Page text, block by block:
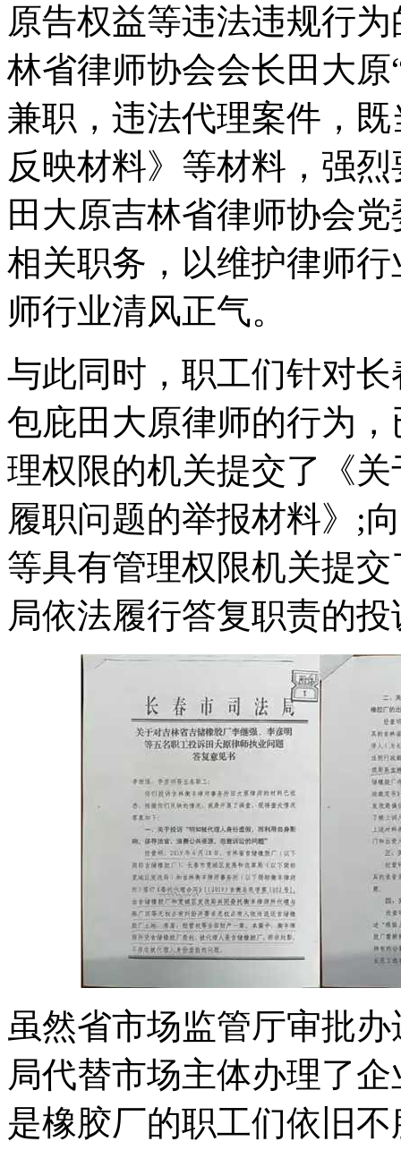
原告权益等违法违规行
林省律师协会会长田大
兼职，违法代理案件，
反映材料》等材料，强
田大原吉林省律师协会
相关职务，以维护律师
师行业清风正气。
与此同时，职工们针对
包庇田大原律师的行为
理权限的机关提交了《
履职问题的举报材料》;
等具有管理权限机关提
局依法履行答复职责的
虽然省市场监管厅审批
局代替市场主体办理了
是橡胶厂的职工们依旧